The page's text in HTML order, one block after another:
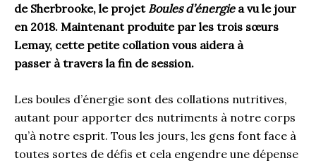
de Sherbrooke, le projet Boules d’énergie avu le jour
en 2018. Maintenant produitepar les trois sœurs
Lemay, cette petite collation vous aidera à
passer àtravers la fin de session.
Les boules d’énergie sont des collations nutritives,
autant pour apporter des nutriments à notre corps
qu’à notre esprit. Tous les jours, les gens font face à
toutes sortes de défis et cela engendre une dépense